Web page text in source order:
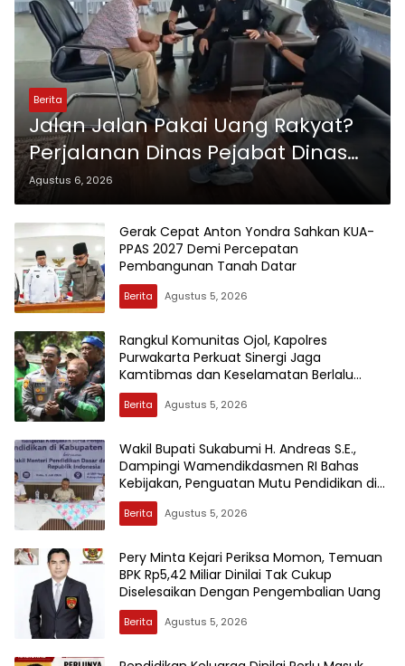
Berita
Jalan Jalan Pakai Uang Rakyat?
Perjalanan Dinas Pejabat Dinas
Pariwisata Kota Jambi Jadi
Sorotan
Agustus 6, 2026
Gerak Cepat Anton Yondra Sahkan KUA-
PPAS 2027 Demi Percepatan
Pembangunan Tanah Datar
Berita Agustus 5, 2026
Rangkul Komunitas Ojol, Kapolres
Purwakarta Perkuat Sinergi Jaga
Kamtibmas dan Keselamatan Berlalu
Lintas
Berita Agustus 5, 2026
Wakil Bupati Sukabumi H. Andreas S.E.,
Dampingi Wamendikdasmen RI Bahas
Kebijakan, Penguatan Mutu Pendidikan di
Sukabumi
Berita Agustus 5, 2026
Pery Minta Kejari Periksa Momon, Temuan
BPK Rp5,42 Miliar Dinilai Tak Cukup
Diselesaikan Dengan Pengembalian Uang
Berita Agustus 5, 2026